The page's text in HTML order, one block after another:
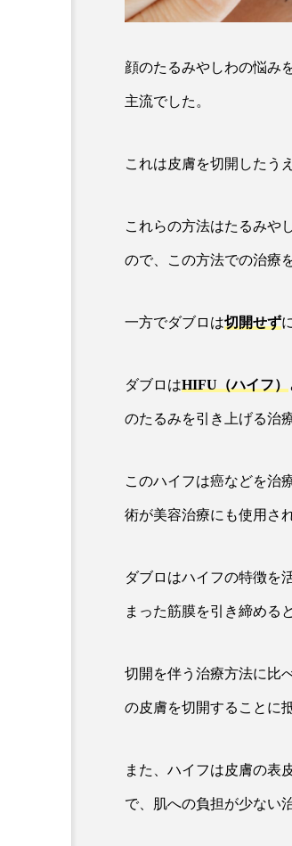
顔のたるみやしわの悩み
主流でした。
これは皮膚を切開したう
これらの方法はたるみや
ので、この方法での治療
一方でダブロは切開せず
ダブロはHIFU（ハイフ）
のたるみを引き上げる治
このハイフは癌などを治
術が美容治療にも使用さ
ダブロはハイフの特徴を
まった筋膜を引き締める
切開を伴う治療方法に比
の皮膚を切開することに
また、ハイフは皮膚の表
で、肌への負担が少ない